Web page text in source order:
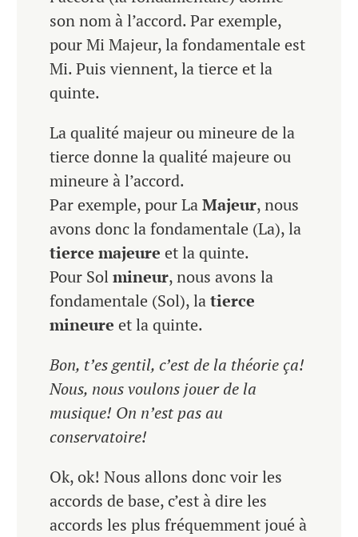
son nom à l’accord. Par exemple,
pour Mi Majeur, la fondamentale est
Mi. Puis viennent, la tierce et la
quinte.
La qualité majeur ou mineure de la
tierce donne la qualité majeure ou
mineure à l’accord.
Par exemple, pour LaMajeur, nous
avons donc la fondamentale (La), la
tierce majeure et la quinte.
Pour Solmineur, nous avons la
fondamentale (Sol), latierce
mineure et la quinte.
Bon, t’es gentil, c’est de la théorie ça!
Nous, nous voulons jouer de la
musique! On n’est pas au
conservatoire!
Ok, ok! Nous allons donc voir les
accords de base, c’est à dire les
accords les plus fréquemment joué à